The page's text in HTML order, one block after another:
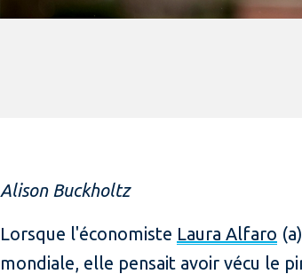
Alison Buckholtz
Lorsque l'économiste Laura Alfaro
mondiale, elle pensait avoir vécu le